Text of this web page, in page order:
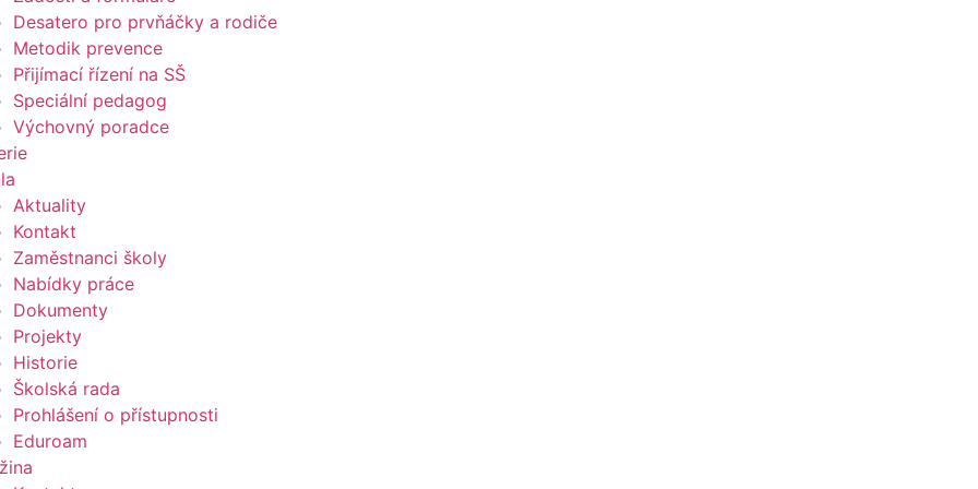
Desatero pro prvňáčky a rodiče
Metodik prevence
Přijímací řízení na SŠ
Speciální pedagog
Výchovný poradce
Aktuality
Kontakt
Zaměstnanci školy
Nabídky práce
Dokumenty
Projekty
Historie
Školská rada
Prohlášení o přístupnosti
Eduroam